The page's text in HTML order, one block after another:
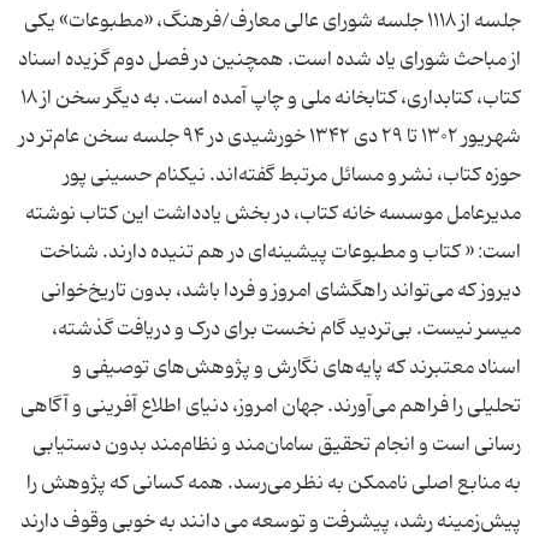
جلسه از ۱۱۱۸ جلسه شورای عالی معارف/فرهنگ، «مطبوعات» یکی
از مباحث شورای یاد شده است. همچنین در فصل دوم گزیده اسناد
کتاب، کتابداری، کتابخانه ملی و چاپ آمده است. به دیگر سخن از ۱۸
شهریور ۱۳۰۲ تا ۲۹ دی ۱۳۴۲ خورشیدی در ۹۴ جلسه سخن عام‌تر در
حوزه کتاب، نشر و مسائل مرتبط گفته‌اند. نیکنام حسینی پور
مدیرعامل موسسه خانه کتاب، در بخش یادداشت این کتاب نوشته
است: « کتاب و مطبوعات پیشینه‌ای در هم تنیده دارند. شناخت
دیروز که می‌تواند راهگشای امروز و فردا باشد، بدون تاریخ‌خوانی
میسر نیست. بی‌تردید گام نخست برای درک و دریافت گذشته،
اسناد معتبرند که پایه‌های نگارش و پژوهش‌های توصیفی و
تحلیلی را فراهم می‌آورند. جهان امروز، دنیای اطلاع آفرینی و آگاهی
رسانی است و انجام تحقیق سامان‌مند و نظام‌مند بدون دستیابی
به منابع اصلی ناممکن به نظر می‌رسد. همه کسانی که پژوهش را
پیش‌زمینه رشد، پیشرفت و توسعه می دانند به خوبی وقوف دارند